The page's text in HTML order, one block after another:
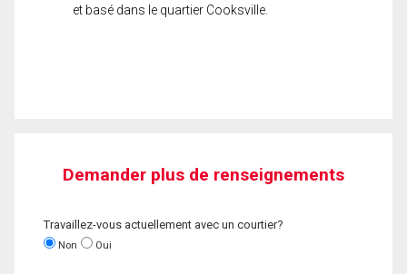
et basé dans le quartier Cooksville.
Demander plus de renseignements
Travaillez-vous actuellement avec un courtier?
Non Oui